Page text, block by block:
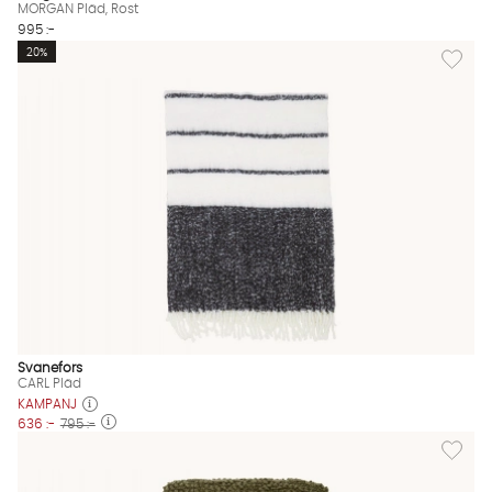
MORGAN Pläd, Rost
995 :-
Lägg
20%
Svanefors
CARL Pläd
KAMPANJ
636 :- 795 :-
Lägg